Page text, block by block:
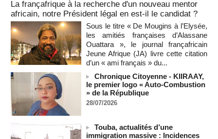
Après la France et Ouattara, comment la CEDEAO sabote la
création d'une monnaie ouest-africaine unique
05/08/2026 -MOMO ALADJI
La Banque mondiale accorde un prêt de 340 milliards de
francs CFA au Sénégal pour divers projets
05/08/2026 -
Election du SG de l’ONU : L'Afrique apparait comme la
région qui affaiblit le principe de rotation régionale (Carlos
Lopez)
05/08/2026 -
L’UE débloque 1,4 milliard d’euros de profits d’avoirs russes
gelés pour financer l’Ukraine
05/08/2026
La françafrique à la recherche d'un nouveau mentor
africain, notre Président légal en est-il le candidat ?
Sous le titre « De Mougins à l’Elysée,
les amitiés françaises d’Alassane
Ouattara », le journal françafricain
Jeune Afrique (JA) livre cette citation
d’un « ami français » du...
Chronique Citoyenne - KIIRAAY,
le premier logo « Auto-Combustion
» de la République
28/07/2026
Touba, actualités d’une
immigration massive : Incidences